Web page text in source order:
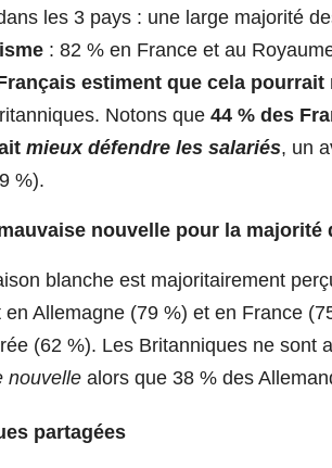
les 3 pays : une large majorité
: 82 % en France et au
estiment que cela pourrait
Notons que 44 % des
mieux défendre les salariés, un
%).
nouvelle pour la majorité
blanche est majoritairement
Allemagne (79 %) et en France
(62 %). Les Britanniques ne sont
nouvelle alors que 38 % des
partagées